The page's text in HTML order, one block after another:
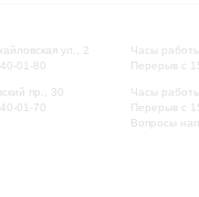
ул., 2
01-80
пр., 30
01-70
Часы
Перерыв с
Часы
Перерыв с
Вопросы